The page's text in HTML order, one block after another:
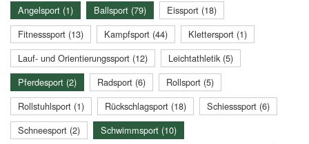
Angelsport (1) Ballsport (79)
Eissport (18)
Fitnesssport (13)
Kampfsport (44)
Klettersport (1)
Lauf- und Orientierungssport (12)
Leichtathletik (5)
Pferdesport (2)
Radsport (6)
Rollsport (5)
Rollstuhlsport (1)
Rückschlagsport (18)
Schiesssport (6)
Schneesport (2)
Schwimmsport (10)